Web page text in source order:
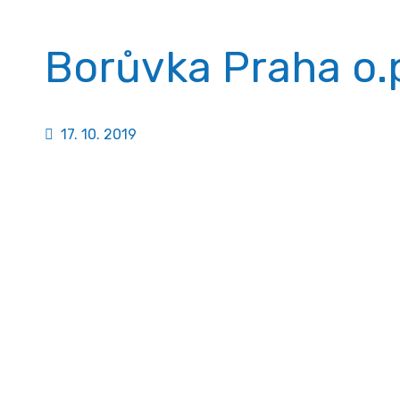
Borůvka Praha
17. 10. 2019